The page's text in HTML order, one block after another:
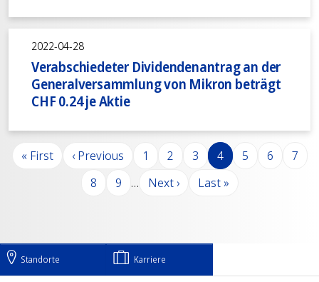
2022-04-28
Verabschiedeter Dividendenantrag an der
Generalversammlung von Mikron beträgt
CHF 0.24 je Aktie
Seitennummerierung
Erste Seite
« First Vorherige Seite
‹ Previous Seite
1 Seite
2 Seite
3 Seite
4 Seite
5 Seite
6 Seite
7
Seite
8 Seite
9 … Nächste Seite
Next › Letzte Seite
Last »
Standorte Karriere